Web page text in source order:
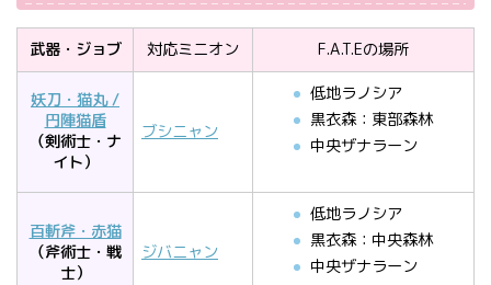
武器・ジョブ 対応ミニオン F.A.T.Eの場所
妖刀・猫丸 /
円陣猫盾
（剣術士・ナ
イト）
ブシニャン
低地ラノシア
黒衣森：東部森林
中央ザナラーン
百斬斧・赤猫
（斧術士・戦
士）
ジバニャン
低地ラノシア
黒衣森：中央森林
中央ザナラーン